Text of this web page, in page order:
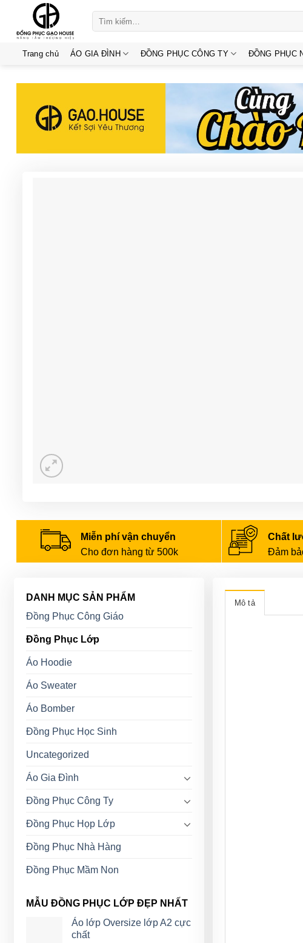
content
Trang chủ ÁO GIA ĐÌNH ĐỒNG PHỤC CÔNG TY ĐỒNG PHỤC
Miễn phí vận chuyển
Cho đơn hàng từ 500k
Chất
Đảm
DANH MỤC SẢN PHẨM
Đồng Phục Công Giáo
Đồng Phục Lớp
Áo Hoodie
Áo Sweater
Áo Bomber
Đồng Phục Học Sinh
Uncategorized
Áo Gia Đình
Đồng Phục Công Ty
Đồng Phục Họp Lớp
Đồng Phục Nhà Hàng
Đồng Phục Mầm Non
MẪU ĐỒNG PHỤC LỚP ĐẸP NHẤT
Áo lớp Oversize lớp A2 cực
chất
Mô tả